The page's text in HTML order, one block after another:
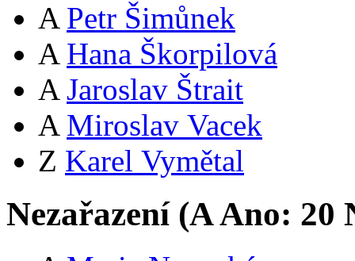
A Petr Šimůnek
A Hana Škorpilová
A Jaroslav Štrait
A Miroslav Vacek
Z Karel Vymětal
Nezařazení (AAno: 20